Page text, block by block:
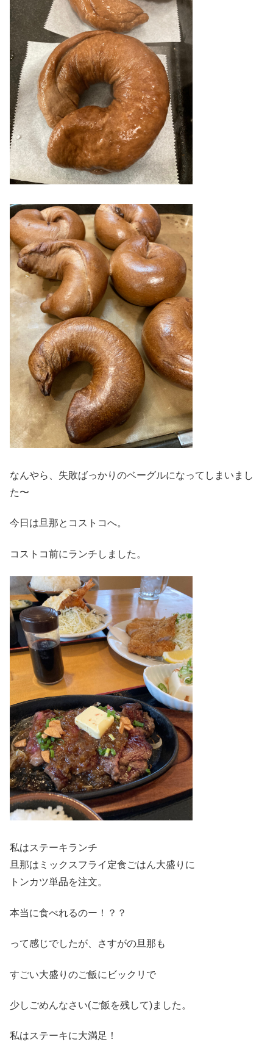
なんやら、失敗ばっかりのベーグルになってしまいまし
た〜
今日は旦那とコストコへ。
コストコ前にランチしました。
私はステーキランチ
旦那はミックスフライ定食ごはん大盛りに
トンカツ単品を注文。
本当に食べれるのー！？？
って感じでしたが、さすがの旦那も
すごい大盛りのご飯にビックリで
少しごめんなさい(ご飯を残して)ました。
私はステーキに大満足！